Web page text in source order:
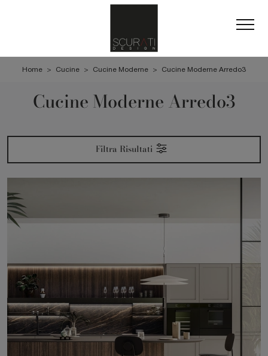
Home > Cucine > Cucine Moderne > Cucine Moderne Arredo3
Cucine Moderne Arredo3
Filtra Risultati